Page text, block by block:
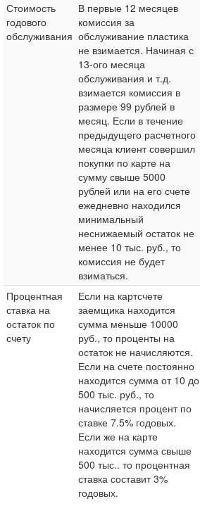
Стоимость
годового
обслуживания
В первые 12 месяцев
комиссия за
обслуживание пластика
не взимается. Начиная с
13-ого месяца
обслуживания и т.д.
взимается комиссия в
размере 99 рублей в
месяц. Если в течение
предыдущего расчетного
месяца клиент совершил
покупки по карте на
сумму свыше 5000
рублей или на его счете
ежедневно находился
минимальный
неснижаемый остаток не
менее 10 тыс. руб., то
комиссия не будет
взиматься.
Процентная
ставка на
остаток по
счету
Если на картсчете
заемщика находится
сумма меньше 10000
руб., то проценты на
остаток не начисляются.
Если на счете постоянно
находится сумма от 10 до
500 тыс. руб., то
начисляется процент по
ставке 7.5% годовых.
Если же на карте
находится сумма свыше
500 тыс.. то процентная
ставка составит 3%
годовых.